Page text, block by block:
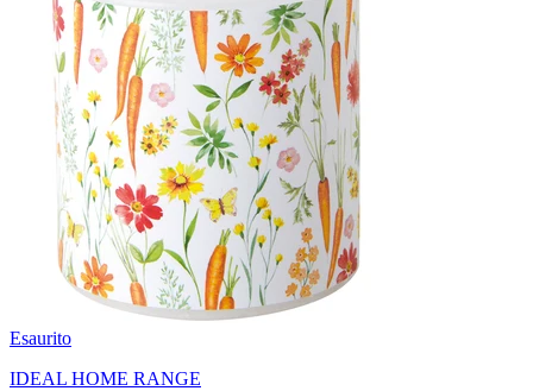
Esaurito
IDEAL HOME RANGE